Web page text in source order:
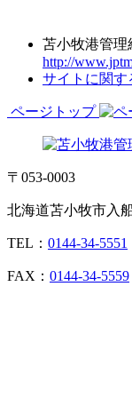
苫小牧港管理
http://
サイトに関す
ページトップ
〒053-0003
北海道苫小牧市入
TEL： 0144-34-5551
FAX： 0144-34-5559